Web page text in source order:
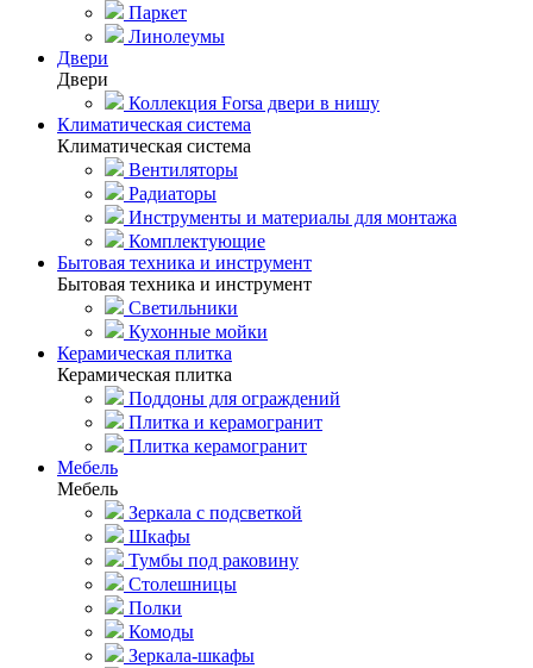
Паркет
Линолеумы
Двери
Двери
Коллекция Forsa двери в нишу
Климатическая система
Климатическая система
Вентиляторы
Радиаторы
Инструменты и материалы для монтажа
Комплектующие
Бытовая техника и инструмент
Бытовая техника и инструмент
Светильники
Кухонные мойки
Керамическая плитка
Керамическая плитка
Поддоны для ограждений
Плитка и керамогранит
Плитка керамогранит
Мебель
Мебель
Зеркала с подсветкой
Шкафы
Тумбы под раковину
Столешницы
Полки
Комоды
Зеркала-шкафы